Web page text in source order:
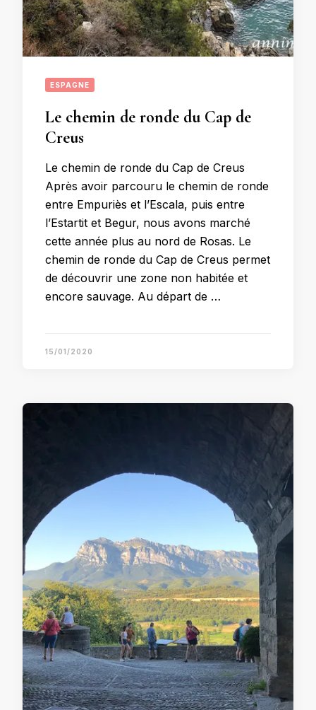
ESPAGNE
Le chemin de ronde du Cap de
Creus
Le chemin de ronde du Cap de Creus
Après avoir parcouru le chemin de ronde
entre Empuriès et l’Escala, puis entre
l’Estartit et Begur, nous avons marché
cette année plus au nord de Rosas. Le
chemin de ronde du Cap de Creus permet
de découvrir une zone non habitée et
encore sauvage. Au départ de …
15/01/2020